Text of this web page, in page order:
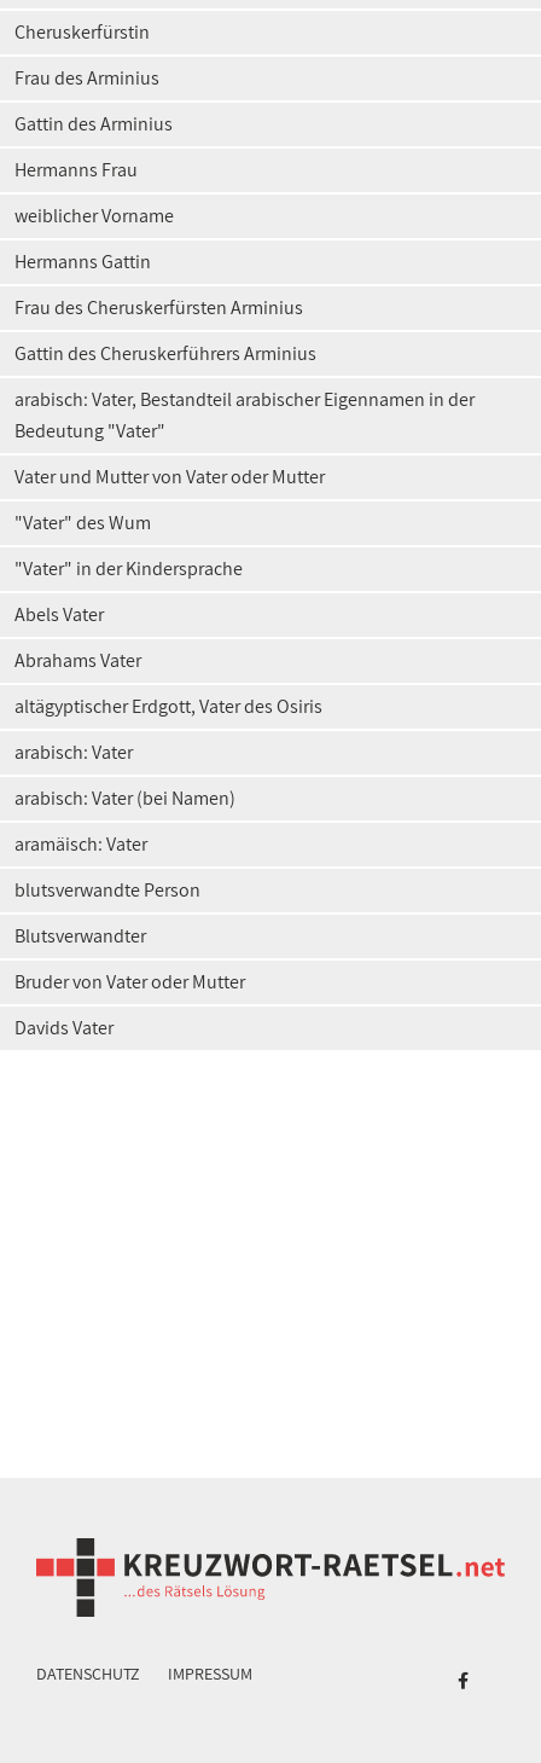
Cheruskerfürstin
Frau des Arminius
Gattin des Arminius
Hermanns Frau
weiblicher Vorname
Hermanns Gattin
Frau des Cheruskerfürsten Arminius
Gattin des Cheruskerführers Arminius
arabisch: Vater, Bestandteil arabischer Eigennamen in der
Bedeutung "Vater"
Vater und Mutter von Vater oder Mutter
"Vater" des Wum
"Vater" in der Kindersprache
Abels Vater
Abrahams Vater
altägyptischer Erdgott, Vater des Osiris
arabisch: Vater
arabisch: Vater (bei Namen)
aramäisch: Vater
blutsverwandte Person
Blutsverwandter
Bruder von Vater oder Mutter
Davids Vater
DATENSCHUTZ IMPRESSUM